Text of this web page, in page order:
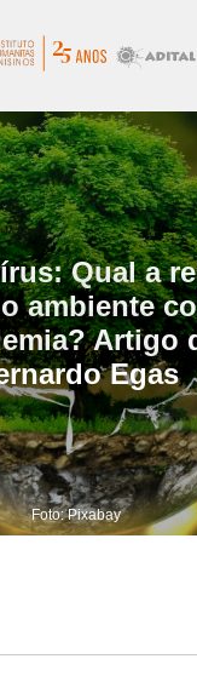
Qual a
ambiente
Artigo
Egas
Foto: Pixabay